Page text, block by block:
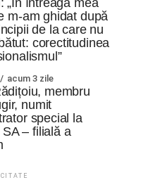
„În întreaga mea
m-am ghidat după
de la care nu
corectitudinea
acum 3 zile
membru
numit
special la
– filială a